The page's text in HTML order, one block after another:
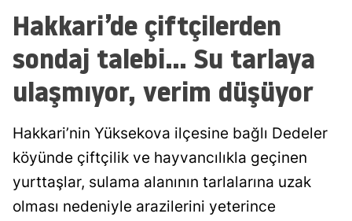
Hakkari’de çiftçilerden
sondaj talebi... Su tarlaya
ulaşmıyor, verim düşüyor
Hakkari’nin Yüksekova ilçesine bağlı Dedeler
köyünde çiftçilik ve hayvancılıkla geçinen
yurttaşlar, sulama alanının tarlalarına uzak
olması nedeniyle arazilerini yeterince